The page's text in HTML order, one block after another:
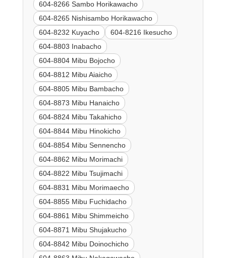
604-8266 Sambo Horikawacho
604-8265 Nishisambo Horikawacho
604-8232 Kuyacho
604-8216 Ikesucho
604-8803 Inabacho
604-8804 Mibu Bojocho
604-8812 Mibu Aiaicho
604-8805 Mibu Bambacho
604-8873 Mibu Hanaicho
604-8824 Mibu Takahicho
604-8844 Mibu Hinokicho
604-8854 Mibu Sennencho
604-8862 Mibu Morimachi
604-8822 Mibu Tsujimachi
604-8831 Mibu Morimaecho
604-8855 Mibu Fuchidacho
604-8861 Mibu Shimmeicho
604-8871 Mibu Shujakucho
604-8842 Mibu Doinochicho